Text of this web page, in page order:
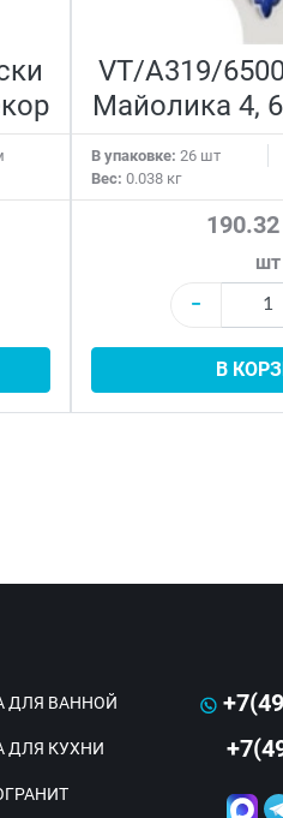
VT/A319/
Майолика 4,
В упаковке: 26 шт
Вес: 0.038 кг
шт
−
В
ДЛЯ ВАННОЙ
ДЛЯ КУХНИ